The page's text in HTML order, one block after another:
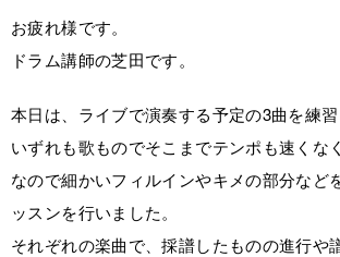
お疲れ様です。
ドラム講師の芝田です。
本日は、ライブで演奏する予定の3曲を練習
いずれも歌ものでそこまでテンポも速くな
なので細かいフィルインやキメの部分など
ッスンを行いました。
それぞれの楽曲で、採譜したものの進行や